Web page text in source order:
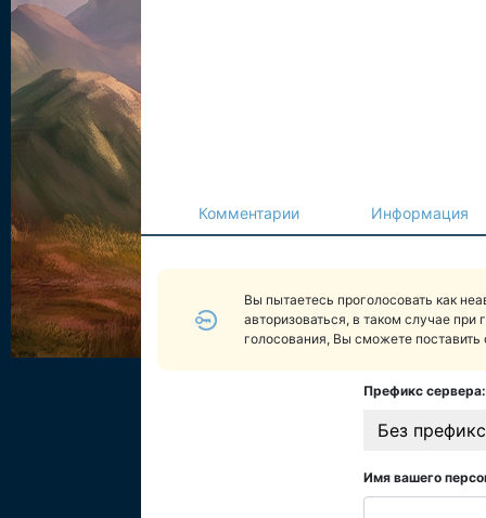
Комментарии Информация
Вы пытаетесь проголосовать как
авторизоваться, в таком случае при
голосования, Вы сможете поставить
Префикс сервера:
Без
Имя вашего